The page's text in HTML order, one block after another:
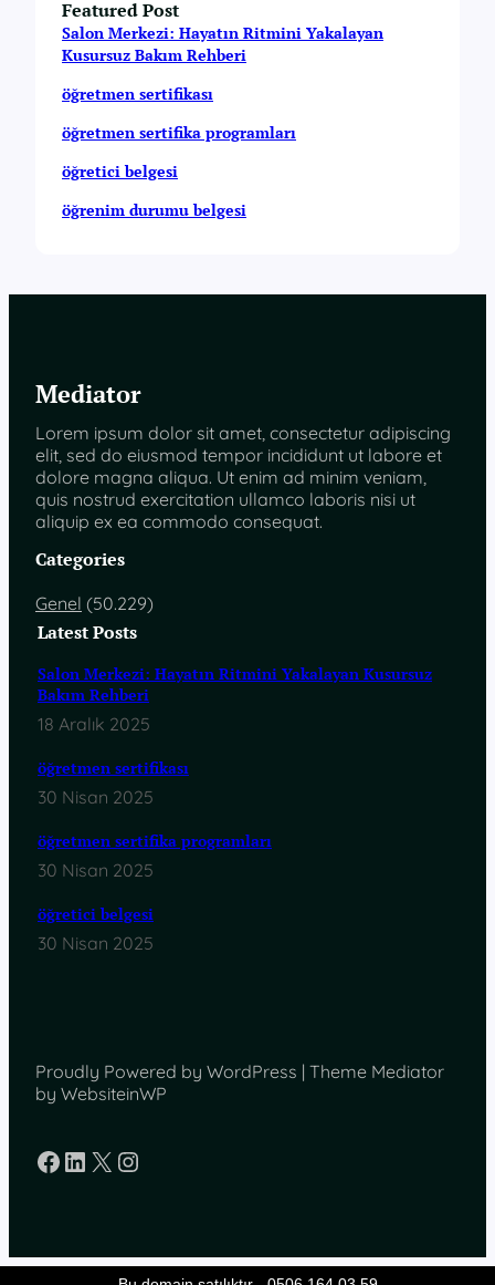
Featured Post
Salon Merkezi: Hayatın Ritmini Yakalayan
Kusursuz Bakım Rehberi
öğretmen sertifikası
öğretmen sertifika programları
öğretici belgesi
öğrenim durumu belgesi
Mediator
Lorem ipsum dolor sit amet, consectetur adipiscing
elit, sed do eiusmod tempor incididunt ut labore et
dolore magna aliqua. Ut enim ad minim veniam,
quis nostrud exercitation ullamco laboris nisi ut
aliquip ex ea commodo consequat.
Categories
Genel (50.229)
Latest Posts
Salon Merkezi: Hayatın Ritmini Yakalayan Kusursuz
Bakım Rehberi
18 Aralık 2025
öğretmen sertifikası
30 Nisan 2025
öğretmen sertifika programları
30 Nisan 2025
öğretici belgesi
30 Nisan 2025
Proudly Powered by WordPress | Theme Mediator
by WebsiteinWP
Facebook
LinkedIn
X Instagram